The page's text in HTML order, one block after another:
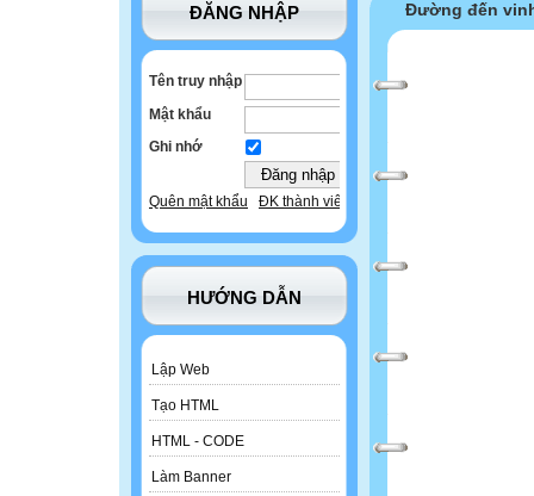
ĐĂNG NHẬP
Tên truy nhập
Mật khẩu
Ghi nhớ
Quên mật khẩu ĐK thành viên
HƯỚNG DẪN
Lập Web
Tạo HTML
HTML - CODE
Làm Banner
Đường đến